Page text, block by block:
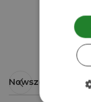
Nowsze